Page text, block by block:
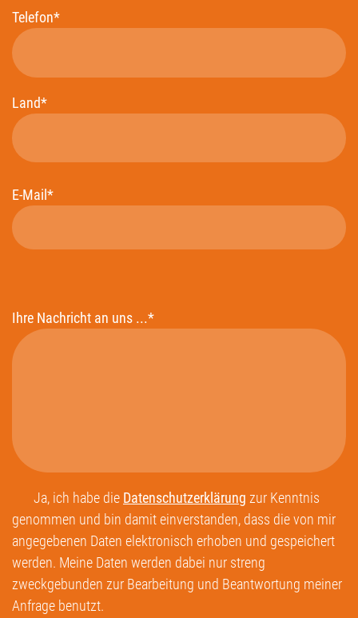
Telefon*
Land*
E-Mail*
Ihre Nachricht an uns ...*
Ja, ich habe die Datenschutzerklärung zur Kenntnis
genommen und bin damit einverstanden, dass die von mir
angegebenen Daten elektronisch erhoben und gespeichert
werden. Meine Daten werden dabei nur streng
zweckgebunden zur Bearbeitung und Beantwortung meiner
Anfrage benutzt.